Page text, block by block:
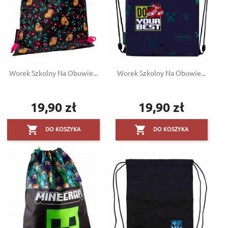
Worek Szkolny Na Obuwie...
Cena
19,90 zł
 DO KOSZYKA
Worek Szkolny Na Obuwie...
Cena
19,90 zł
 DO KOSZYKA